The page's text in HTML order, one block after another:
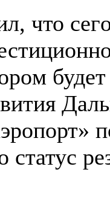
что
статус